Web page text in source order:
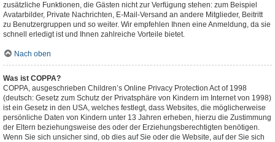
zusätzliche Funktionen, die Gästen nicht zur Verfügung stehen: zum Beispiel
Avatarbilder, Private Nachrichten, E-Mail-Versand an andere Mitglieder, Beitritt
zu Benutzergruppen und so weiter. Wir empfehlen Ihnen eine Anmeldung, da sie
schnell erledigt ist und Ihnen zahlreiche Vorteile bietet.
Nach oben
Was ist COPPA?
COPPA, ausgeschrieben Children’s Online Privacy Protection Act of 1998
(deutsch: Gesetz zum Schutz der Privatsphäre von Kindern im Internet von 1998)
ist ein Gesetz in den USA, welches festlegt, dass Websites, die möglicherweise
persönliche Daten von Kindern unter 13 Jahren erheben, hierzu die Zustimmung
der Eltern beziehungsweise des oder der Erziehungsberechtigten benötigen.
Wenn Sie sich unsicher sind, ob dies auf Sie oder die Website, auf der Sie sich